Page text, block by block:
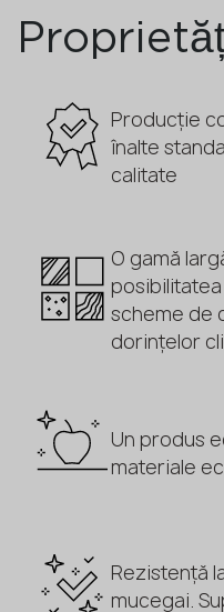
Producție
înalte
calitate
O gamă
scheme de
dorințelor
Un produs
materiale
Rezistență
mucegai.